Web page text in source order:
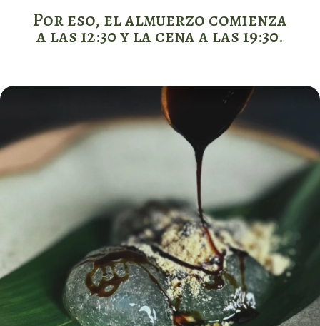
Por eso, el almuerzo comienza
a las 12:30 y la cena a las 19:30.